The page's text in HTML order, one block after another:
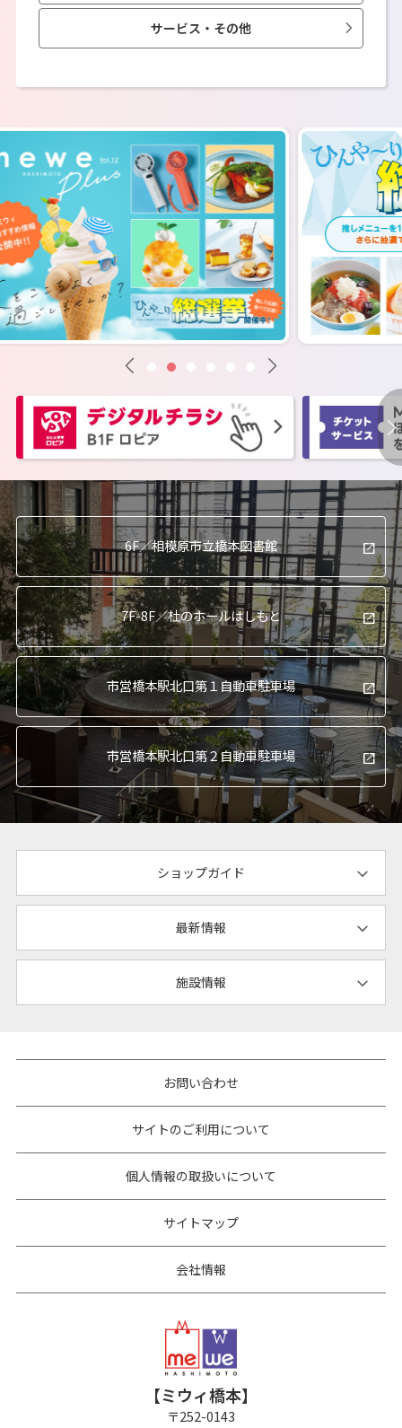
サービス・その他
6F／相模原市立橋本図書館
7F-8F／杜のホールはしもと
市営橋本駅北口第１自動車駐車場
市営橋本駅北口第２自動車駐車場
ショップガイド
最新情報
施設情報
お問い合わせ
サイトのご利用について
個人情報の取扱いについて
サイトマップ
会社情報
【ミウィ橋本】
〒252-0143